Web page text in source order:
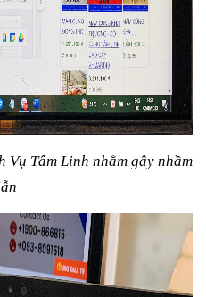
Tâm Linh nhằm gây nhầm